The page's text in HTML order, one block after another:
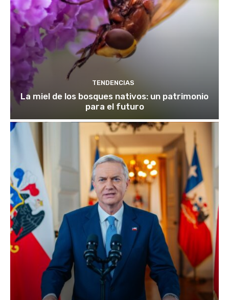
TENDENCIAS
La miel de los bosques nativos: un patrimonio
para el futuro